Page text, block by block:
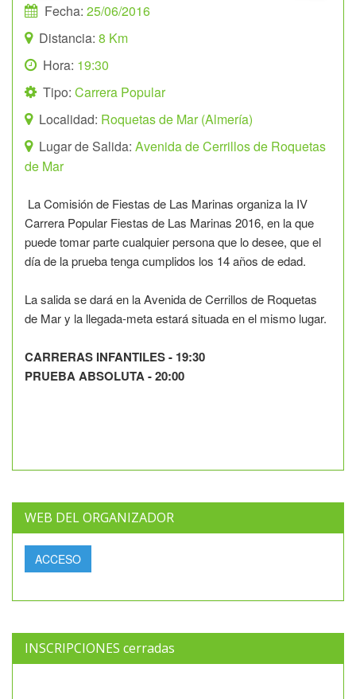
Fecha: 25/06/2016
Distancia: 8 Km
Hora: 19:30
Tipo: Carrera Popular
Localidad: Roquetas de Mar (Almería)
Lugar de Salida: Avenida de Cerrillos de Roquetas
de Mar
La Comisión de Fiestas de Las Marinas organiza la IV
Carrera Popular Fiestas de Las Marinas 2016, en la que
puede tomar parte cualquier persona que lo desee, que el
día de la prueba tenga cumplidos los 14 años de edad.
La salida se dará en la Avenida de Cerrillos de Roquetas
de Mar y la llegada-meta estará situada en el mismo lugar.
CARRERAS INFANTILES - 19:30
PRUEBA ABSOLUTA - 20:00
WEB DEL ORGANIZADOR
ACCESO
INSCRIPCIONES cerradas